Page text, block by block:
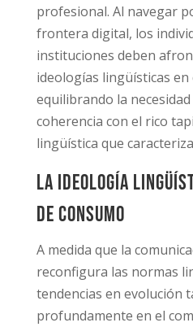
profesional. Al navegar
frontera digital, los
instituciones deben
ideologías lingüísticas en
equilibrando la
coherencia con el rico
lingüística que
La ideología
de consumo
A medida que la
reconfigura las normas
tendencias en evolución
profundamente en el